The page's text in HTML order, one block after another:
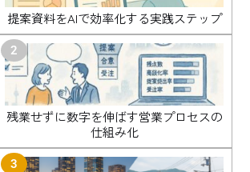
提案資料をAIで効率化する実践ステップ
2
残業せずに数字を伸ばす営業プロセスの
仕組み化
3